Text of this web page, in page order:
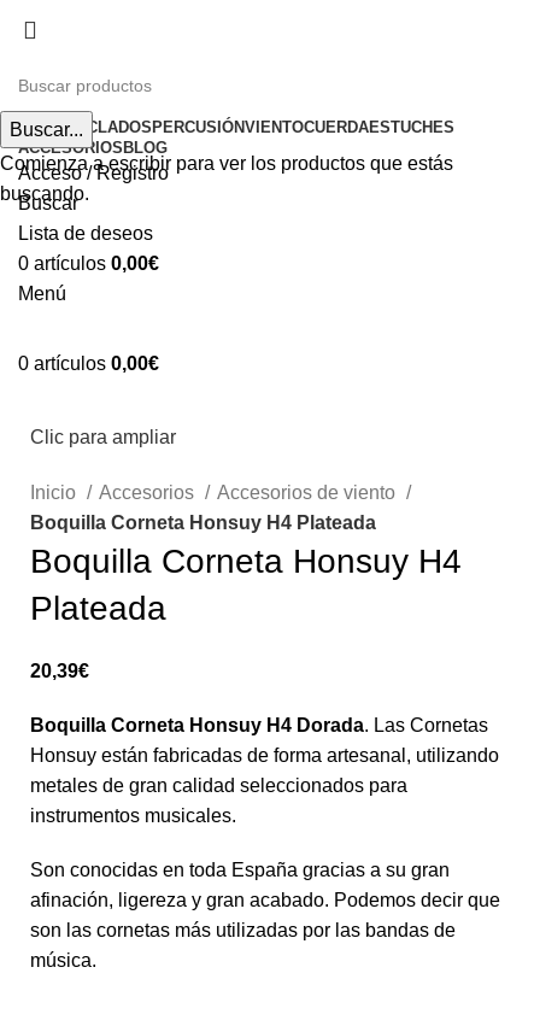
INICIOTECLADOSPERCUSIÓNVIENTOCUERDAESTUCHES
ACCESORIOSBLOG
Acceso / Registro
Buscar
Lista de deseos
0 artículos 0,00€
Menú
0 artículos 0,00€
Clic para ampliar
Inicio Accesorios
Accesorios de viento
Boquilla Corneta Honsuy H4 Plateada
Boquilla Corneta Honsuy H4
Plateada
20,39€
Boquilla Corneta Honsuy H4 Dorada. Las Cornetas
Honsuy están fabricadas de forma artesanal, utilizando
metales de gran calidad seleccionados para
instrumentos musicales.
Son conocidas en toda España gracias a su gran
afinación, ligereza y gran acabado. Podemos decir que
son las cornetas más utilizadas por las bandas de
música.
Buscar...
Comienza a escribir para ver los productos que estás
buscando.